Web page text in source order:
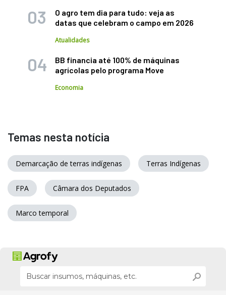
O agro tem dia para tudo: veja as
datas que celebram o campo em 2026
Atualidades
BB financia até 100% de máquinas
agrícolas pelo programa Move
Economia
Temas nesta notícia
Demarcação de terras indígenas Terras Indígenas
FPA Câmara dos Deputados
Marco temporal